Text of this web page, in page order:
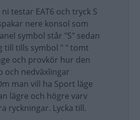
testar EAT6 och tryck S
nere konsol som
symbol står "S" sedan
till tills symbol " " tomt
och provkör hur den
och nedväxlingar
man vill ha Sport läge
lägre och högre varv
ryckningar. Lycka till.